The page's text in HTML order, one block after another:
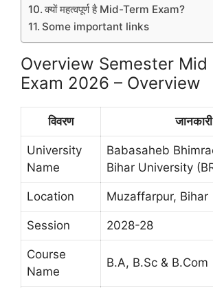
क्यों महत्वपूर्ण है Mid-Term Exam?
Some important links
Overview Semester Mid
Exam 2026 – Overview
विवरण जानकारी
University
Name
Babasaheb
Bihar University
Location Muzaffarpur, Bihar
Session 2028-28
Course
Name
B.A, B.Sc & B.Com